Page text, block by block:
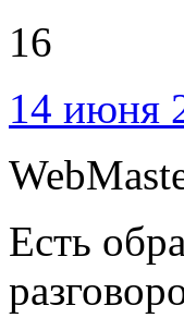
16
14 июня
Есть